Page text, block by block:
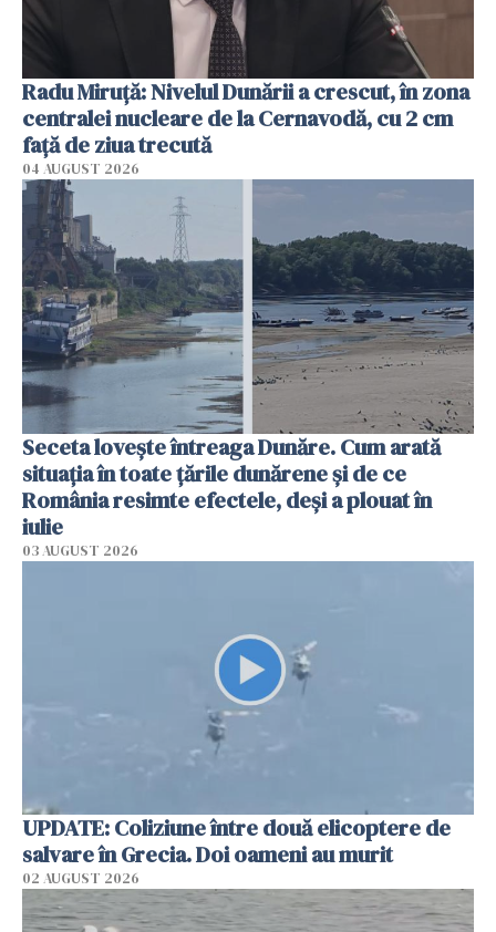
Radu Miruţă: Nivelul Dunării a crescut, în zona
centralei nucleare de la Cernavodă, cu 2 cm
faţă de ziua trecută
04 AUGUST 2026
Seceta lovește întreaga Dunăre. Cum arată
situația în toate țările dunărene și de ce
România resimte efectele, deși a plouat în
iulie
03 AUGUST 2026
UPDATE: Coliziune între două elicoptere de
salvare în Grecia. Doi oameni au murit
02 AUGUST 2026